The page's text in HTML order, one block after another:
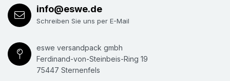
info@eswe.de
Schreiben Sie uns per E-Mail
eswe versandpack gmbh
Ferdinand-von-Steinbeis-Ring 19
75447 Sternenfels